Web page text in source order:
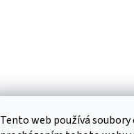
Tento web používá soubory